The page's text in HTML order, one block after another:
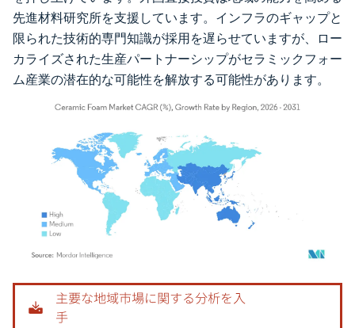
先進材料研究所を支援しています。インフラのギャップと
限られた技術的専門知識が採用を遅らせていますが、ロー
カライズされた生産パートナーシップがセラミックフォー
ム産業の潜在的な可能性を解放する可能性があります。
画像 © Mordor Intelligence。再利用にはCC BY 4.0の表示が必要です。